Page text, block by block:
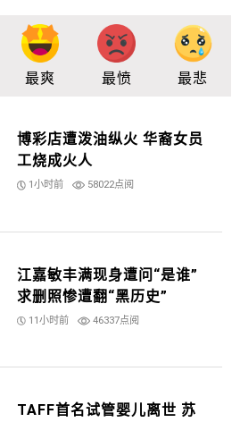
最爽 最愤 最悲
博彩店遭泼油纵火 华裔女员
工烧成火人
1小时前 58022点阅
江嘉敏丰满现身遭问“是谁”
求删照惨遭翻“黑历史”
11小时前 46337点阅
TAFF首名试管婴儿离世 苏